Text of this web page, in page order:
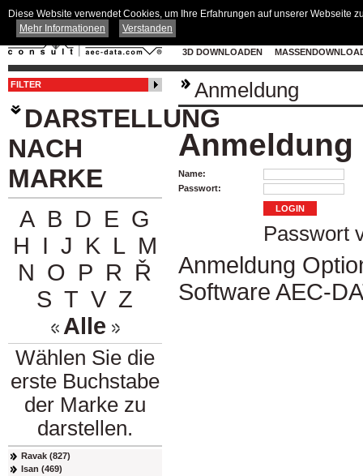
3D DOWNLOADEN
FILTER
DARSTELLUNG
NACH
MARKE
A B D E G
H I J K L M
N O P R Ř
S T V Z
Alle
Wählen Sie die
erste Buchstabe
der Marke zu
darstellen.
Ravak (827)
Isan (469)
Anmeldung
Anmeldung
Name:
Passwort:
Passwort
Anmeldung
Software AEC-
Diese Website verwendet Cookies, um Ihre Erfahrungen auf unserer Webseite
Mehr Informationen
Verstanden